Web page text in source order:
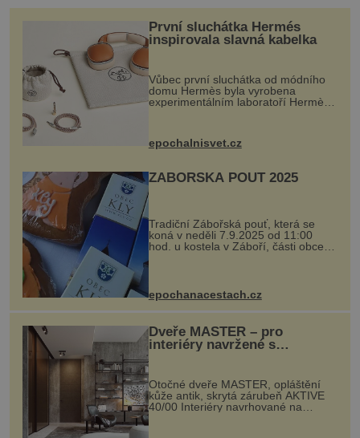
vypadající sešit. Zamyšleně ho vytáhne z police a
začne jím listovat. Jeho výraz se rychle změní z
klidu do naprostého
První sluchátka Hermés
inspirovala slavná kabelka
Vůbec první sluchátka od módního
domu Hermès byla vyrobena
experimentálním laboratoří Hermès
kovový...
epochalnisvet.cz
ZÁBOŘSKÁ POUŤ 2025
Tradiční Zábořská pouť, která se
koná v neděli 7.9.2025 od 11:00
hod. u kostela v Záboří, části obce
Kly u Mělníka. V programu naleznete
komentovanou prohlídku kostela,
epochanacestach.cz
Dveře MASTER – pro
interiéry navržené s
rozumem i vášní!
Otočné dveře MASTER, opláštění
kůže antik, skrytá zárubeň AKTIVE
40/00 Interiéry navrhované na
zakázku často vyžadují atypické
rozměry nejen nábytku, ale i